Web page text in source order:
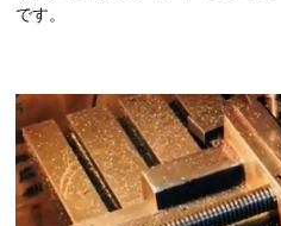
です。